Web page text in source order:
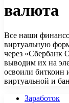
валюта
Все наши
виртуальную
через «Сбербанк
выводим их на
освоили биткоин
виртуальной и
Заработок